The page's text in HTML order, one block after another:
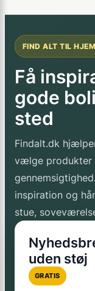
FIND ALT TIL
Få
gode
sted
Findalt.dk
vælge produkter
inspiration og
stue,
uden støj
GRATIS